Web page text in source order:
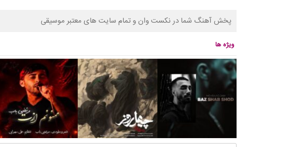
پخش آهنگ شما در نکست وان و تمام سایت های معتبر موسیقی
ویژه ها